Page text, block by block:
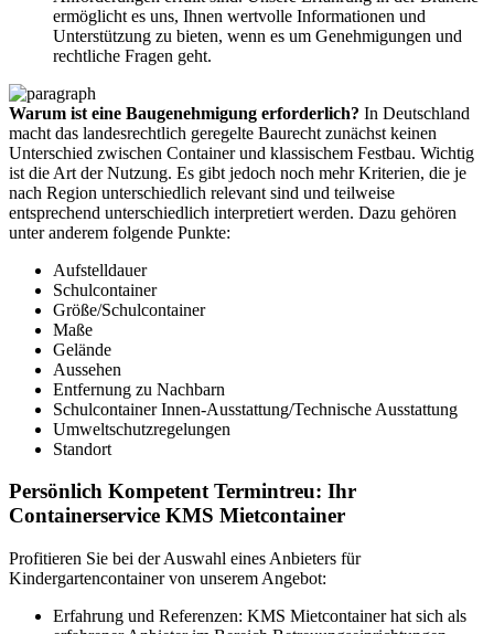
ermöglicht es uns, Ihnen wertvolle Informationen und
Unterstützung zu bieten, wenn es um Genehmigungen und
rechtliche Fragen geht.
Warum ist eine Baugenehmigung erforderlich? In Deutschland
macht das landesrechtlich geregelte Baurecht zunächst keinen
Unterschied zwischen Container und klassischem Festbau. Wichtig
ist die Art der Nutzung. Es gibt jedoch noch mehr Kriterien, die je
nach Region unterschiedlich relevant sind und teilweise
entsprechend unterschiedlich interpretiert werden. Dazu gehören
unter anderem folgende Punkte:
Aufstelldauer
Schulcontainer
Größe/Schulcontainer
Maße
Gelände
Aussehen
Entfernung zu Nachbarn
Schulcontainer Innen-Ausstattung/Technische Ausstattung
Umweltschutzregelungen
Standort
Persönlich Kompetent Termintreu: Ihr
Containerservice KMS Mietcontainer
Profitieren Sie bei der Auswahl eines Anbieters für
Kindergartencontainer von unserem Angebot:
Erfahrung und Referenzen: KMS Mietcontainer hat sich als